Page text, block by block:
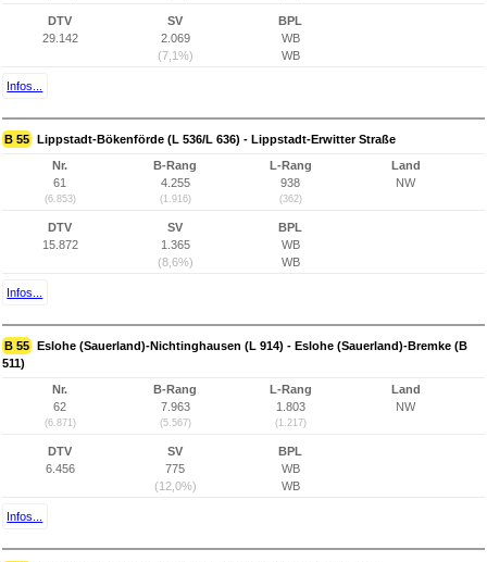
DTV
29.142
SV
2.069
(7,1%)
BPL
WB
WB
Infos...
B 55 Lippstadt-Bökenförde (L 536/L 636) - Lippstadt-Erwitter Straße
Nr.
61
(6.853)
B-Rang
4.255
(1.916)
L-Rang
938
(362)
Land
NW
DTV
15.872
SV
1.365
(8,6%)
BPL
WB
WB
Infos...
B 55 Eslohe (Sauerland)-Nichtinghausen (L 914) - Eslohe (Sauerland)-Bremke (B
511)
Nr.
62
(6.871)
B-Rang
7.963
(5.567)
L-Rang
1.803
(1.217)
Land
NW
DTV
6.456
SV
775
(12,0%)
BPL
WB
WB
Infos...